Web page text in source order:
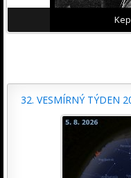
32. VESMÍRNÝ TÝDEN